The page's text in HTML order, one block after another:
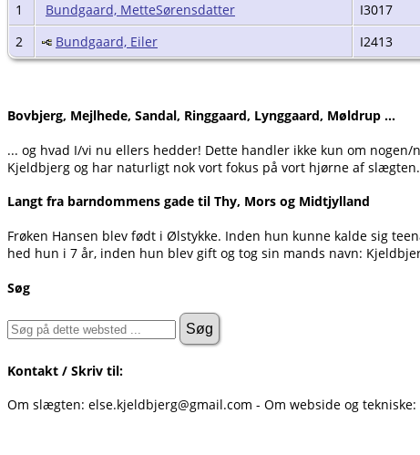
1
Bundgaard, MetteSørensdatter I3017
2
Bundgaard, Eiler I2413
Bovbjerg, Mejlhede, Sandal, Ringgaard, Lynggaard, Møldrup ...
... og hvad I/vi nu ellers hedder! Dette handler ikke kun om
Kjeldbjerg og har naturligt nok vort fokus på vort hjørne af
Langt fra barndommens gade til Thy, Mors og Midtjylland
Frøken Hansen blev født i Ølstykke. Inden hun kunne kalde sig
hed hun i 7 år, inden hun blev gift og tog sin mands navn:
Søg
Kontakt / Skriv til:
Om slægten: else.kjeldbjerg@gmail.com - Om webside og